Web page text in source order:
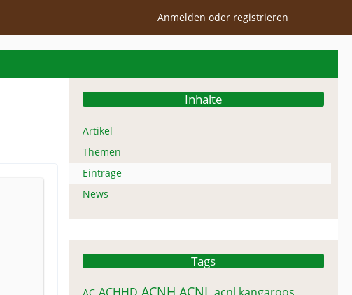
Anmelden oder registrieren
Inhalte
Artikel
Themen
Einträge
News
Tags